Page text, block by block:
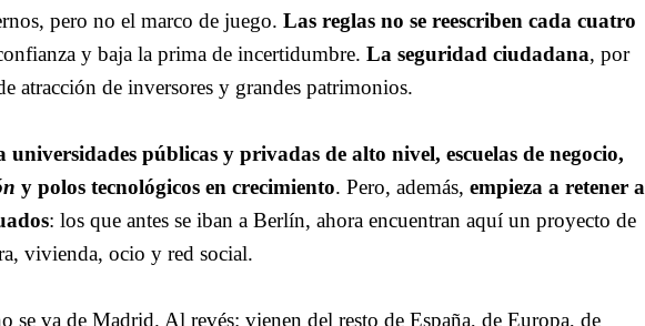
pero no el marco de juego. Las reglas no se reescriben cada cuatro
y baja la prima de incertidumbre. La seguridad ciudadana, por
atracción de inversores y grandes patrimonios.
públicas y privadas de alto nivel, escuelas de negocio,
y polos tecnológicos en crecimiento. Pero, además, empieza a retener a
: los que antes se iban a Berlín, ahora encuentran aquí un proyecto de
vivienda, ocio y red social.
se va de Madrid. Al revés: vienen del resto de España, de Europa, de